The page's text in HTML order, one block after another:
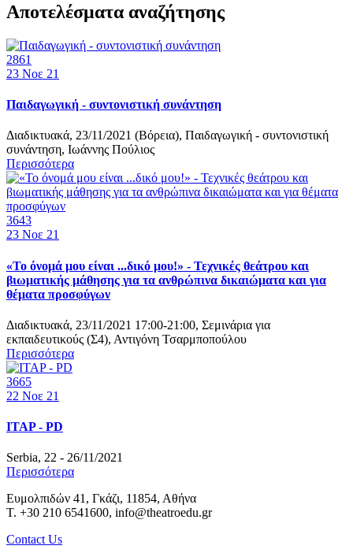
Αποτελέσματα αναζήτησης
2861
23 Νοε 21
Παιδαγωγική - συντονιστική συνάντηση
Διαδικτυακά, 23/11/2021 (Βόρεια), Παιδαγωγική - συντονιστική
συνάντηση, Ιωάννης Πούλιος
Περισσότερα
3643
23 Νοε 21
«Το όνομά μου είναι ...δικό μου!» - Τεχνικές θεάτρου και
βιωματικής μάθησης για τα ανθρώπινα δικαιώματα και για
θέματα προσφύγων
Διαδικτυακά, 23/11/2021 17:00-21:00, Σεμινάρια για
εκπαιδευτικούς (Σ4), Αντιγόνη Τσαρμποπούλου
Περισσότερα
3665
22 Νοε 21
ITAP - PD
Serbia, 22 - 26/11/2021
Περισσότερα
Ευμολπιδών 41, Γκάζι, 11854, Αθήνα
T. +30 210 6541600, info@theatroedu.gr
Contact Us